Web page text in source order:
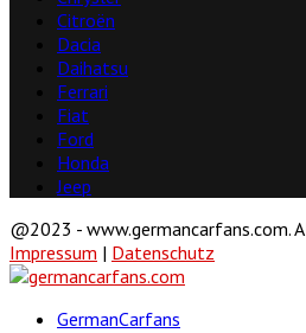
Citroën
Dacia
Daihatsu
Ferrari
Fiat
Ford
Honda
Jeep
@2023 - www.germancarfans.com.
Impressum | Datenschutz
GermanCarfans